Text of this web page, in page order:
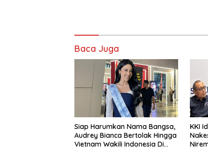
Baca Juga
Siap Harumkan Nama Bangsa,
Audrey Bianca Bertolak Hingga
Vietnam Wakili Indonesia Di
KKI